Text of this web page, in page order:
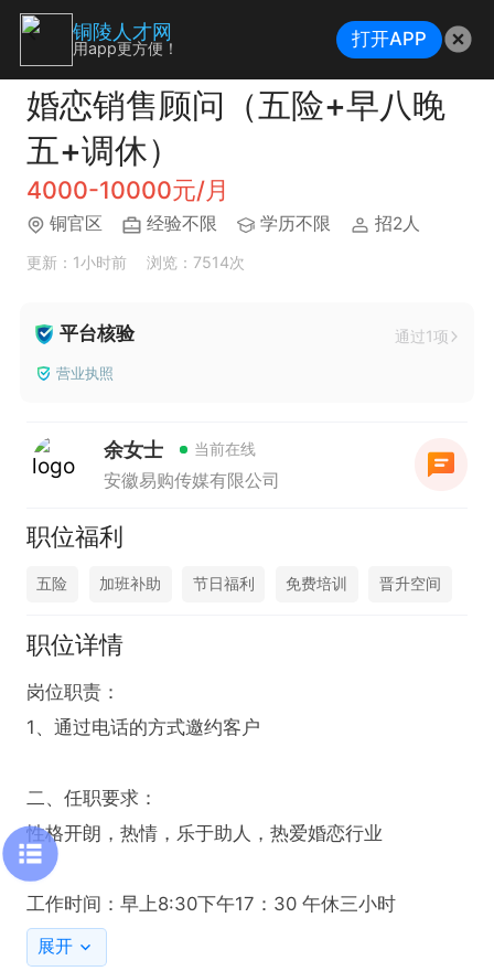
婚恋销售顾问（五险+早八晚
五+调休）
4000-10000元/月
铜官区 经验不限 学历不限 招2人
更新：1小时前 浏览：7514次
平台核验 通过1项
营业执照
余女士 当前在线
安徽易购传媒有限公司
职位福利
五险 加班补助 节日福利 免费培训 晋升空间
职位详情
岗位职责：
1、通过电话的方式邀约客户
二、任职要求：
性格开朗，热情，乐于助人，热爱婚恋行业
工作时间：早上8:30下午17：30 午休三小时
展开
铜陵人才网
用app更方便！ 打开APP